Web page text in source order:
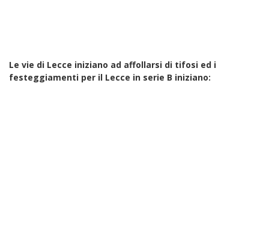
Le vie di Lecce iniziano ad affollarsi di tifosi ed i
festeggiamenti per il Lecce in serie B iniziano: